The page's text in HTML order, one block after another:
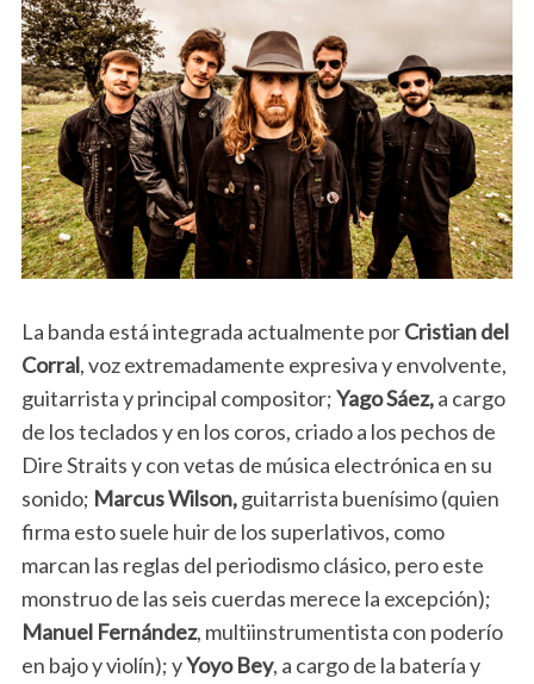
La banda está integrada actualmente porCristian del
Corral, voz extremadamente expresiva y envolvente,
guitarrista y principal compositor;Yago Sáez,a cargo
de los teclados y en los coros, criado a los pechos de
Dire Straits y con vetas de música electrónica en su
sonido; Marcus Wilson,guitarrista buenísimo (quien
firma esto suele huir de los superlativos, como
marcan las reglas del periodismo clásico, pero este
monstruo de las seis cuerdas merece la excepción);
Manuel Fernández, multiinstrumentista con poderío
en bajo y violín); yYoyo Bey, a cargo de la batería y